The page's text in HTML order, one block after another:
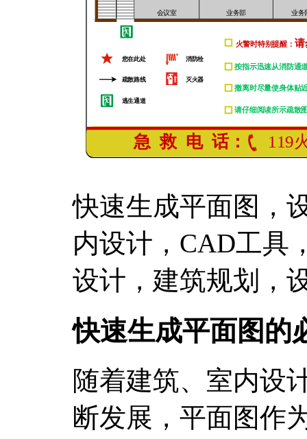
快速生成平面图，
内设计，CAD工具
设计，建筑规划，
快速生成平面图的
随着建筑、室内设
断发展，平面图作